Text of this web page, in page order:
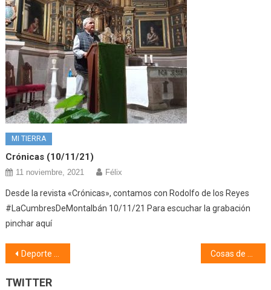
MI TIERRA
Crónicas (10/11/21)
11 noviembre, 2021 Félix
Desde la revista «Crónicas», contamos con Rodolfo de los Reyes
#LaCumbresDeMontalbán 10/11/21 Para escuchar la grabación
pinchar aquí
Navegación
de
Deporte (23/09/24) Cosas de mi pueblo, Coplillas y Apodos (24/09/24)
TWITTER